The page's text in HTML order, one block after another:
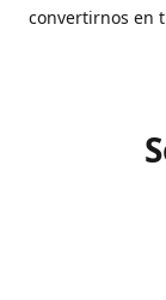
convertirnos en